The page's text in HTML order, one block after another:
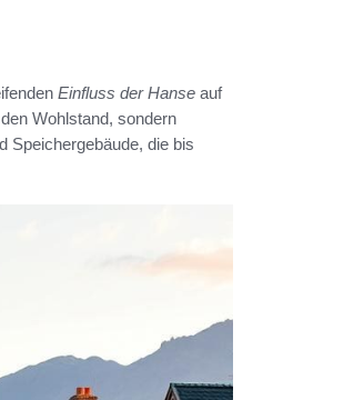
Einfluss der Hanse auf
Wohlstand, sondern
Speichergebäude, die bis